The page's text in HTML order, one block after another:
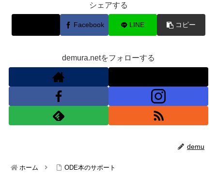
シェアする
Facebook LINE コピー
demura.netをフォローする
demu
ホーム ODE本のサポート